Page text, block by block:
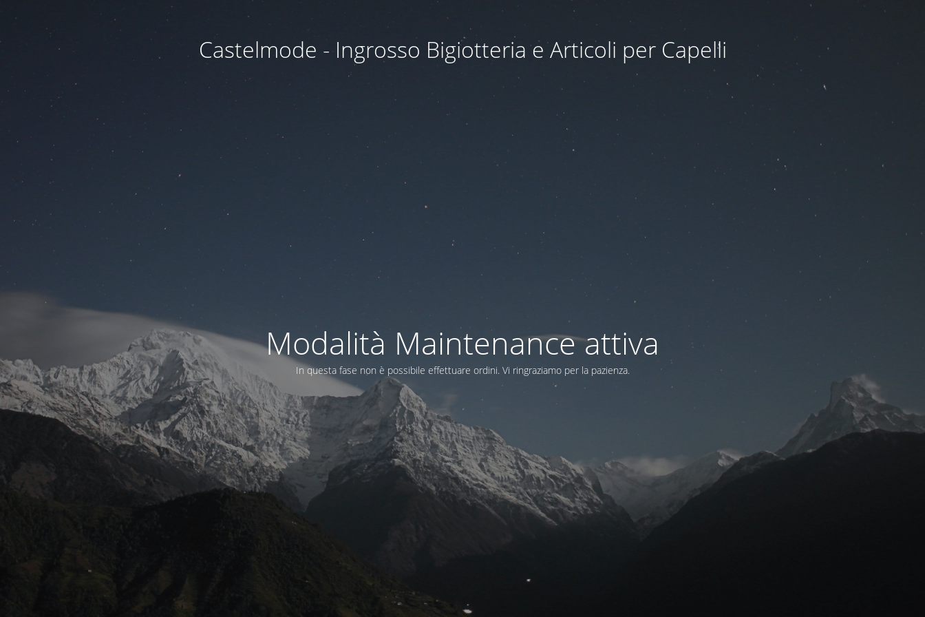
Castelmode - Ingrosso Bigiotteria e Articoli per Capelli
Modalità Maintenance attiva
In questa fase non è possibile effettuare ordini. Vi ringraziamo per la pazienza.